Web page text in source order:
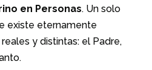
en Personas. Un solo
existe eternamente
y distintas: el Padre,